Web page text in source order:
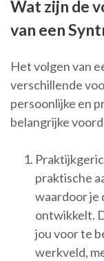
Wat zijn de
van een
Het volgen van
verschillende
persoonlijke en
belangrijke
praktische
waardoor je
ontwikkelt.
jou voor te
werkveld,